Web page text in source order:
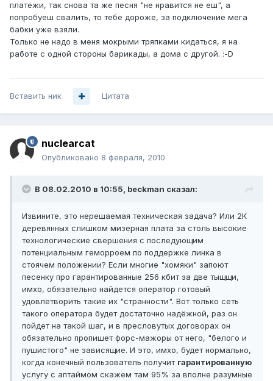
платежи, так снова та же песня "не нравится не еш", а
попробуеш свалить, то тебе дороже, за подключение мега
бабки уже взяли.
Только не надо в меня мокрыми тряпками кидаться, я на
работе с одной стороны барикады, а дома с другой. :-D
Вставить ник Цитата
nuclearcat
Опубликовано 8 февраля, 2010
В 08.02.2010 в 10:55, beckman сказал:
Извините, это нерешаемая техническая задача? Или 2К
деревянных слишком мизерная плата за столь высокие
технологические свершения с последующим
потенциальным геморроем по поддержке линка в
стоячем положении? Если многие "хомяки" запоют
песенку про гарантированные 256 кбит за две тыщщи,
имхо, обязательно найдется оператор готовый
удовлетворить такие их "странности". Вот только сеть
такого оператора будет достаточно надёжной, раз он
пойдет на такой шаг, и в пресловутых договорах он
обязательно пропишет форс-мажоры от него, "белого и
пушистого" не зависящие. И это, имхо, будет нормально,
когда конечный пользователь получит гарантированную
услугу с аптаймом скажем там 95% за вполне разумные